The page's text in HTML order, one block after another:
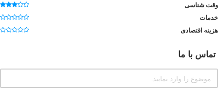
وقت شناسی
خدمات
هزینه اقتصادی
تماس با ما